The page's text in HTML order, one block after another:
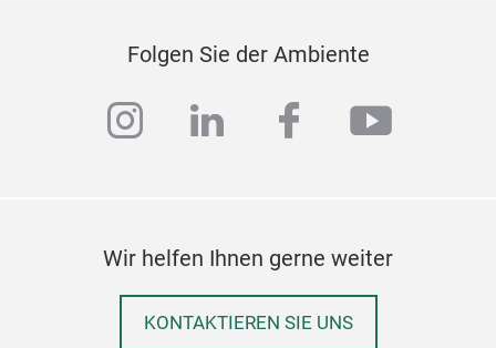
Folgen Sie der Ambiente
instagram
linkedinfacebook
Wir helfen Ihnen gerne weiter
KONTAKTIEREN SIE UNS